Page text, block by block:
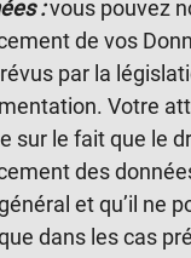
:vous pouvez
de vos
par la
Votre
sur le fait que le
des
et qu’il ne
dans les cas